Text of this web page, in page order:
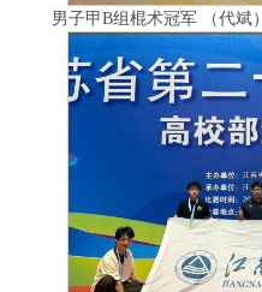
男子甲B组棍术冠军 （代斌）